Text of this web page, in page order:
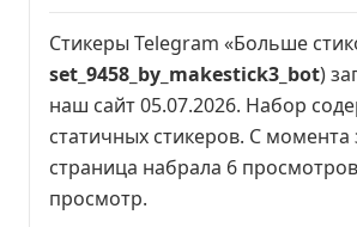
Стикеры Telegram «Больше
set_9458_by_makestick3_bot)
наш сайт 05.07.2026. Набор
статичных стикеров. С момента
страница набрала 6 просмотров
просмотр.